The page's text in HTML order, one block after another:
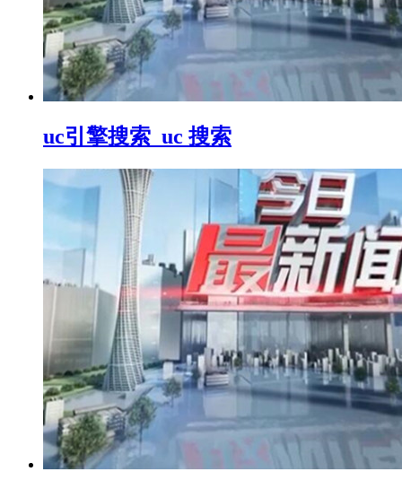
uc引擎搜索_uc 搜索